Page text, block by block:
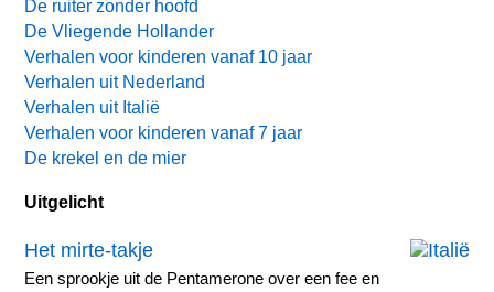
De ruiter zonder hoofd
De Vliegende Hollander
Verhalen voor kinderen vanaf 10 jaar
Verhalen uit Nederland
Verhalen uit Italië
Verhalen voor kinderen vanaf 7 jaar
De krekel en de mier
Uitgelicht
Het mirte-takje
Een sprookje uit de Pentamerone over een fee en